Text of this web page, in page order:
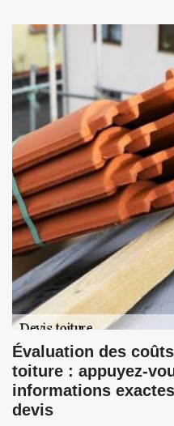
Évaluation des
toiture : appuyez-
informations
devis